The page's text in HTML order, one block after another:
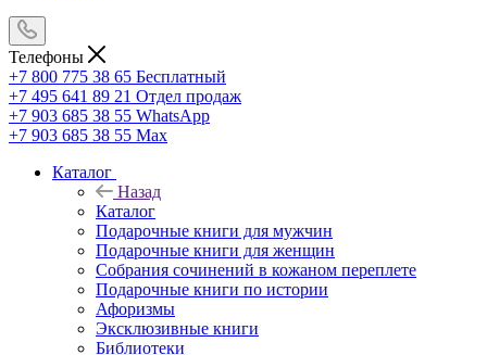
Телефоны
+7 800 775 38 65 Бесплатный
+7 495 641 89 21 Отдел продаж
+7 903 685 38 55 WhatsApp
+7 903 685 38 55 Max
Каталог
Назад
Каталог
Подарочные книги для мужчин
Подарочные книги для женщин
Собрания сочинений в кожаном переплете
Подарочные книги по истории
Афоризмы
Эксклюзивные книги
Библиотеки